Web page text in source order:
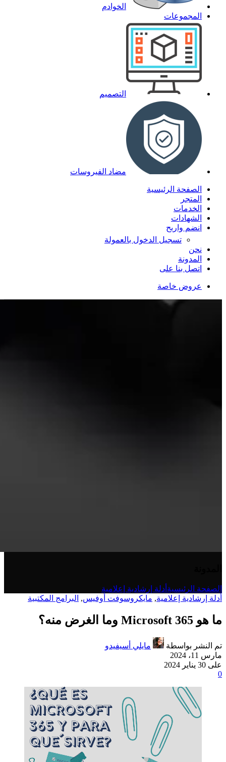
الخوادم
المجموعات
التصميم
مضاد الفيروسات
الصفحة الرئيسية
المتجر
الخدمات
الشهادات
انضم واربح
تسجيل الدخول بالعمولة
نحن
المدونة
اتصل بنا على
عروض خاصة
الصفحة الرئيسية أدلة إرشادية إعلامية
أدلة إرشادية إعلامية, مايكروسوفت أوفيس, البرامج المكتبية
ما هو Microsoft 365 وما الغرض منه؟
تم النشر بواسطة
مايلي أسيفيدو
مارس 11، 2024
على 30 يناير 2024
0